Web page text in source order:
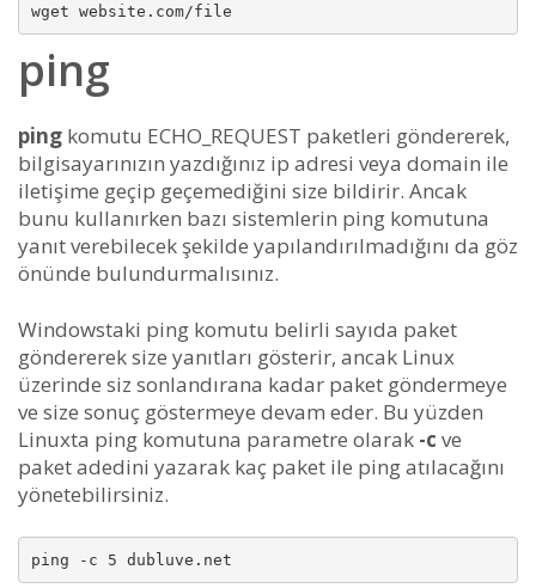
ping
ping komutu ECHO_REQUEST paketleri göndererek,
bilgisayarınızın yazdığınız ip adresi veya domain ile
iletişime geçip geçemediğini size bildirir. Ancak
bunu kullanırken bazı sistemlerin ping komutuna
yanıt verebilecek şekilde yapılandırılmadığını da göz
önünde bulundurmalısınız.
Windowstaki ping komutu belirli sayıda paket
göndererek size yanıtları gösterir, ancak Linux
üzerinde siz sonlandırana kadar paket göndermeye
ve size sonuç göstermeye devam eder. Bu yüzden
Linuxta ping komutuna parametre olarak -c ve
paket adedini yazarak kaç paket ile ping atılacağını
yönetebilirsiniz.